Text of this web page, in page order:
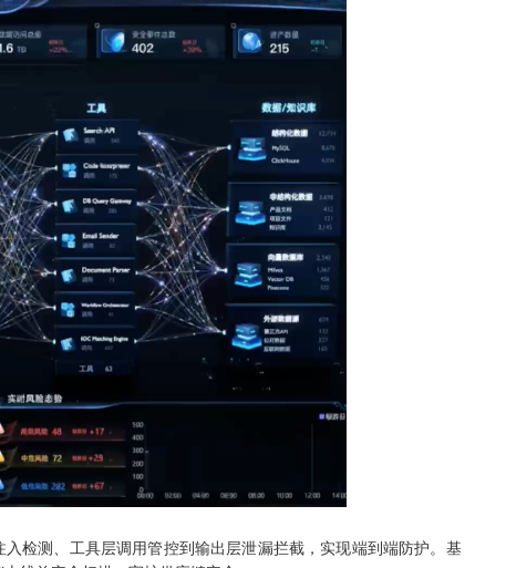
测、工具层调用管控到输出层泄漏拦截，实现端到端防护。基